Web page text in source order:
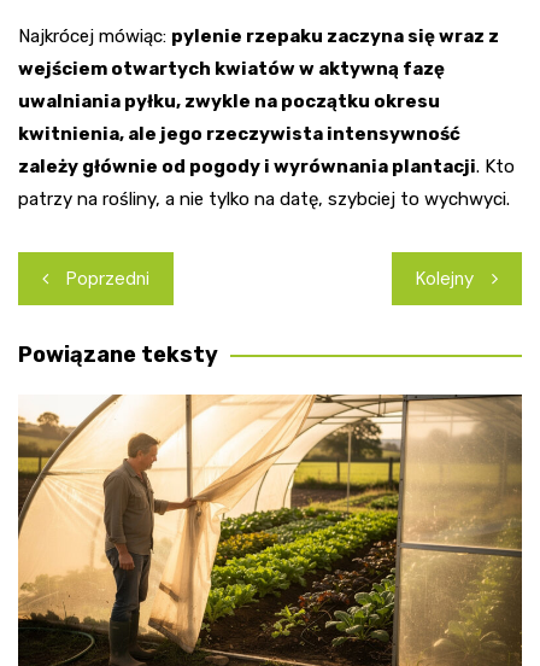
Najkrócej mówiąc: pylenie rzepaku zaczyna się wraz z
wejściem otwartych kwiatów w aktywną fazę
uwalniania pyłku, zwykle na początku okresu
kwitnienia, ale jego rzeczywista intensywność
zależy głównie od pogody i wyrównania plantacji. Kto
patrzy na rośliny, a nie tylko na datę, szybciej to wychwyci.
Nawigacja
wpisu
Poprzedni Kolejny
Powiązane teksty